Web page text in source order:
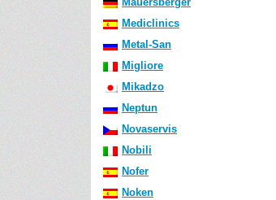
Mediclinics
Metal-San
Migliore
Mikadzo
Neptun
Novaservis
Nobili
Nofer
Noken